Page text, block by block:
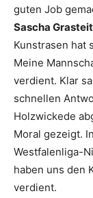
guten Job
Sascha
Kunstrasen hat
Meine
verdient. Klar
schnellen
Holzwickede
Moral gezeigt.
Westfalenliga-
haben uns den
verdient.